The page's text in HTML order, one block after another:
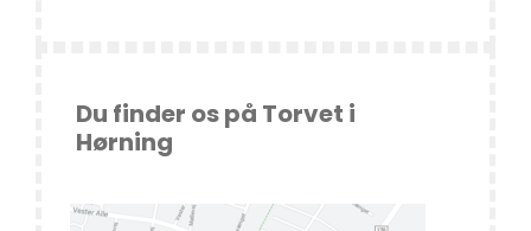
Du finder os på Torvet i
Hørning